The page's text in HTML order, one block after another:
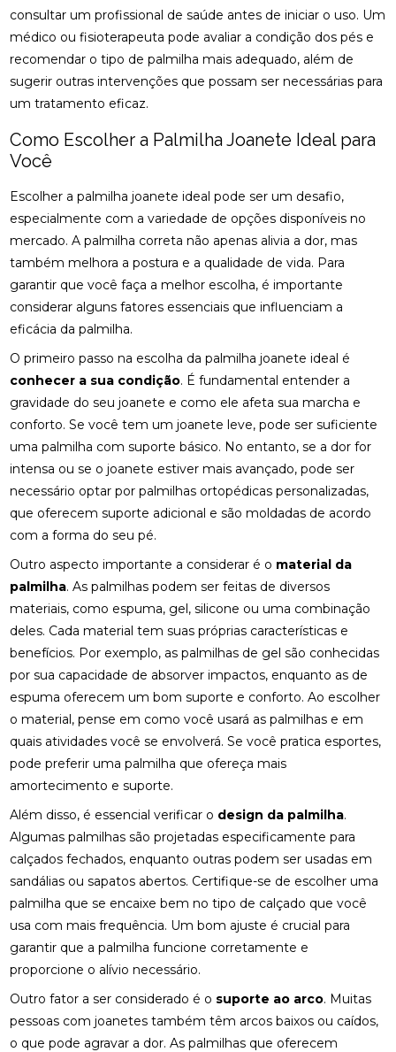
consultar um profissional de saúde antes de iniciar o uso. Um
médico ou fisioterapeuta pode avaliar a condição dos pés e
recomendar o tipo de palmilha mais adequado, além de
sugerir outras intervenções que possam ser necessárias para
um tratamento eficaz.
Como Escolher a Palmilha Joanete Ideal para
Você
Escolher a palmilha joanete ideal pode ser um desafio,
especialmente com a variedade de opções disponíveis no
mercado. A palmilha correta não apenas alivia a dor, mas
também melhora a postura e a qualidade de vida. Para
garantir que você faça a melhor escolha, é importante
considerar alguns fatores essenciais que influenciam a
eficácia da palmilha.
O primeiro passo na escolha da palmilha joanete ideal é
conhecer a sua condição. É fundamental entender a
gravidade do seu joanete e como ele afeta sua marcha e
conforto. Se você tem um joanete leve, pode ser suficiente
uma palmilha com suporte básico. No entanto, se a dor for
intensa ou se o joanete estiver mais avançado, pode ser
necessário optar por palmilhas ortopédicas personalizadas,
que oferecem suporte adicional e são moldadas de acordo
com a forma do seu pé.
Outro aspecto importante a considerar é o material da
palmilha. As palmilhas podem ser feitas de diversos
materiais, como espuma, gel, silicone ou uma combinação
deles. Cada material tem suas próprias características e
benefícios. Por exemplo, as palmilhas de gel são conhecidas
por sua capacidade de absorver impactos, enquanto as de
espuma oferecem um bom suporte e conforto. Ao escolher
o material, pense em como você usará as palmilhas e em
quais atividades você se envolverá. Se você pratica esportes,
pode preferir uma palmilha que ofereça mais
amortecimento e suporte.
Além disso, é essencial verificar o design da palmilha.
Algumas palmilhas são projetadas especificamente para
calçados fechados, enquanto outras podem ser usadas em
sandálias ou sapatos abertos. Certifique-se de escolher uma
palmilha que se encaixe bem no tipo de calçado que você
usa com mais frequência. Um bom ajuste é crucial para
garantir que a palmilha funcione corretamente e
proporcione o alívio necessário.
Outro fator a ser considerado é o suporte ao arco. Muitas
pessoas com joanetes também têm arcos baixos ou caídos,
o que pode agravar a dor. As palmilhas que oferecem
CLÍNICA DE QUIROPRAXIA PERTO DE MIM:
ENCONTRE ALÍVIO E BEM-ESTAR NA REGIÃO
CLÍNICA DE QUIROPRAXIA PERTO DE MIM:
ENCONTRE ALÍVIO E BEM-ESTAR NA SUA REGIÃO
CLÍNICA DE QUIROPRAXIA PERTO DE MIM:
ENCONTRE ALÍVIO E BEM-ESTAR PELA REGIÃO
CLÍNICA DE QUIROPRAXIA PERTO DE MIM:
LOCALIZE ALÍVIO E BEM-ESTAR NA SUA REGIÃO
CLÍNICA DE QUIROPRAXIA PERTO DE MIM: TUDO
SOBRE O TEMA
COMO A ACUPUNTURA PODE ALIVIAR A
ENXAQUECA DE FORMA EFICAZ
COMO A ACUPUNTURA PODE ALIVIAR A
ENXAQUECA E MELHORAR SUA QUALIDADE DE
VIDA
COMO A ACUPUNTURA PODE ALIVIAR A
ENXAQUECA NATURALMENTE
PODE TRANSFORMAR SUA SAÚDE
COMO A FISIOTERAPIA PODE AJUDAR NA
COMO A FISIOTERAPIA RESPIRATÓRIA DOMICILIAR
PODE MELHORAR SUA QUALIDADE DE VIDA
MELHORAR SUA SAÚDE
COMO A OSTEOPATIA PARA COLUNA PODE
TRANSFORMAR SUA SAÚDE
COMO A OSTEOPATIA PODE AJUDAR NA
TRATAMENTO DA HÉRNIA DE DISCO
NERVO CIÁTICO
COMO A OSTEOPATIA RJ PODE MELHORAR SUA
QUALIDADE DE VIDA
COMO A PALMILHA PARA ESPORÃO PODE ALIVIAR
SUAS DORES
COMO A PALMILHA PARA FASCITE PLANTAR PODE
ALIVIAR SUAS DORES
COMO A QUIROPRAXIA PODE AJUDAR NO
TRATAMENTO DA ESCOLIOSE